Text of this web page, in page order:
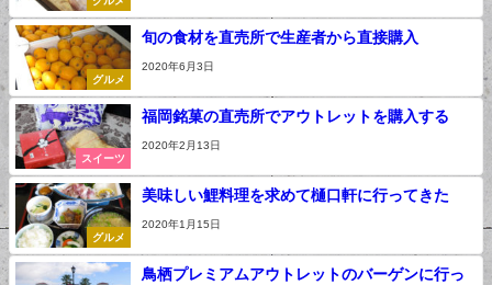
グルメ
旬の食材を直売所で生産者から直接購入
2020年6月3日
スイーツ
福岡銘菓の直売所でアウトレットを購入する
2020年2月13日
グルメ
美味しい鯉料理を求めて樋口軒に行ってきた
2020年1月15日
鳥栖プレミアムアウトレットのバーゲンに行っ